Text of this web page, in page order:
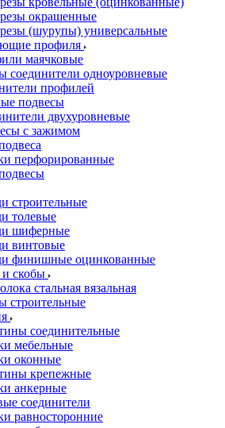
окрашенные
(шурупы) универсальные
профиля
маячковые
соединители одноуровневые
профилей
подвесы
двухуровневые
с зажимом
перфорированные
строительные
толевые
шиферные
винтовые
финишные оцинкованные
скобы
стальная вязальная
строительные
соединительные
мебельные
оконные
крепежные
анкерные
соединители
равносторонние